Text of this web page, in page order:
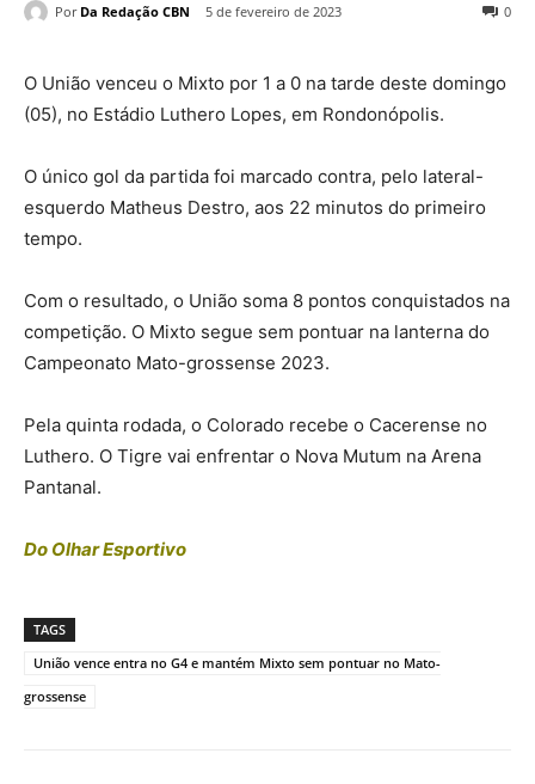
Por Da Redação CBN 5 de fevereiro de 2023 0
O União venceu o Mixto por 1 a 0 na tarde deste domingo
(05), no Estádio Luthero Lopes, em Rondonópolis.
O único gol da partida foi marcado contra, pelo lateral-
esquerdo Matheus Destro, aos 22 minutos do primeiro
tempo.
Com o resultado, o União soma 8 pontos conquistados na
competição. O Mixto segue sem pontuar na lanterna do
Campeonato Mato-grossense 2023.
Pela quinta rodada, o Colorado recebe o Cacerense no
Luthero. O Tigre vai enfrentar o Nova Mutum na Arena
Pantanal.
Do Olhar Esportivo
TAGS
União vence entra no G4 e mantém Mixto sem pontuar no Mato-
grossense